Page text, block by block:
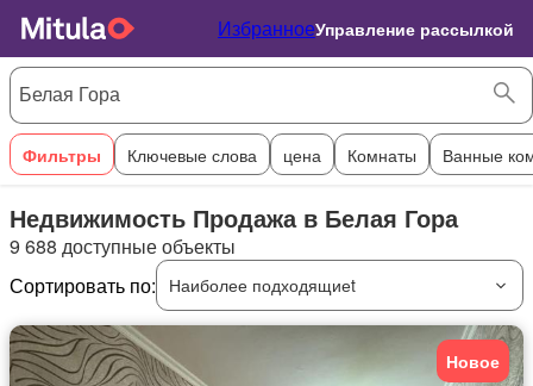
ИзбранноеУправление рассылкой
Фильтры Ключевые слова цена Комнаты Ванные
Недвижимость Продажа в Белая Гора
9 688 доступные объекты
Сортировать по:
Наиболее подходящиеt
Новое